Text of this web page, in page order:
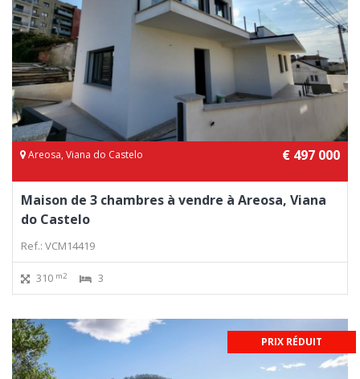
Areosa, Viana do Castelo € 497 000
Maison de 3 chambres à vendre à Areosa, Viana
do Castelo
Ref.: VCM14419
310 m2 3
PRIX RÉDUIT